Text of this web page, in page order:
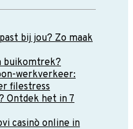
bij jou? Zo maak
buikomtrek?
werkverkeer:
filestress
Ontdek het in 7
casinò online in